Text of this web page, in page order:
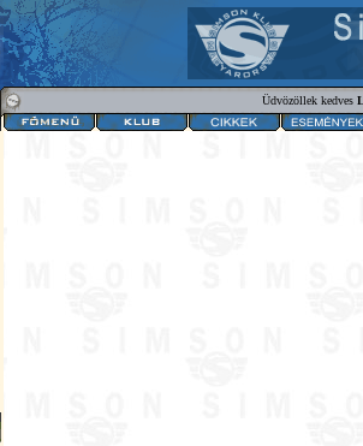
Üdvözöllek kedves